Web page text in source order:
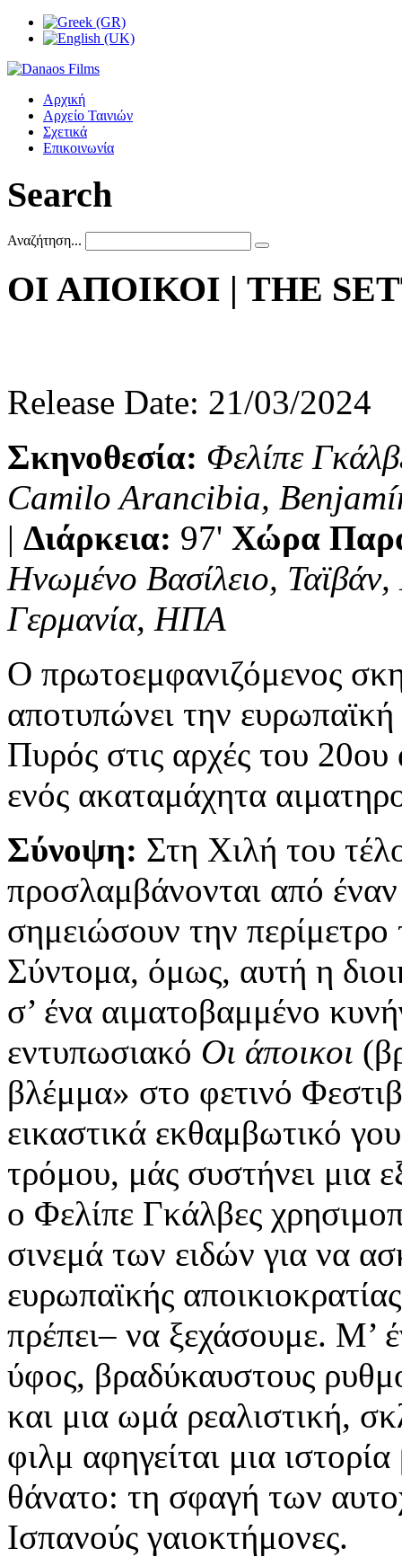
Αρχική
Αρχείο Ταινιών
Σχετικά
Επικοινωνία
Search
Αναζήτηση...
ΟΙ ΑΠΟΙΚΟΙ | THE
Release Date: 21/03/2024
Σκηνοθεσία: Φελίπε
Camilo Arancibia,
| Διάρκεια: 97' Χώρα
Ηνωμένο Βασίλειο,
Γερμανία, ΗΠΑ
Ο πρωτοεμφανιζόμενος
αποτυπώνει την
Πυρός στις αρχές του
ενός ακαταμάχητα
Σύνοψη: Στη Χιλή του
προσλαμβάνονται από
σημειώσουν την περίμετρο
Σύντομα, όμως, αυτή η
σ’ ένα αιματοβαμμένο
εντυπωσιακό Οι άποικοι
βλέμμα» στο φετινό
εικαστικά εκθαμβωτικό
τρόμου, μάς συστήνει μια
ο Φελίπε Γκάλβες
σινεμά των ειδών για να
ευρωπαϊκής
πρέπει– να ξεχάσουμε. Μ’
ύφος, βραδύκαυστους
και μια ωμά ρεαλιστική,
φιλμ αφηγείται μια
θάνατο: τη σφαγή των
Ισπανούς γαιοκτήμονες.